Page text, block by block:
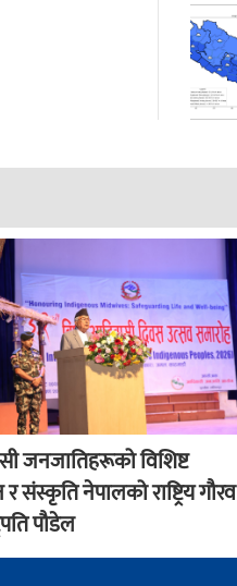
जनजातिहरूको विशिष्ट
संस्कृति नेपालको राष्ट्रिय गौरव
पौडेल